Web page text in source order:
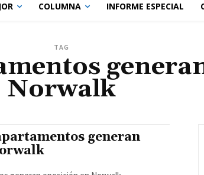
COLUMNA INFORME ESPECIAL
TAG
Norwalk
generan